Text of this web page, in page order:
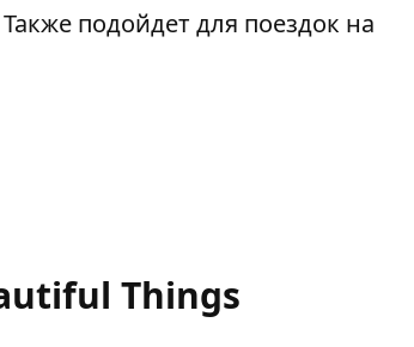
подойдет для поездок на
Things